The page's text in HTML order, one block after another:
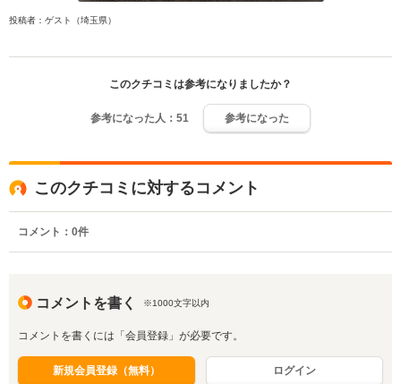
投稿者：ゲスト（埼玉県）
このクチコミは参考になりましたか？
参考になった人： 51 参考になった
このクチコミに対するコメント
コメント： 0件
コメントを書く ※1000文字以内
コメントを書くには「会員登録」が必要です。
新規会員登録（無料） ログイン